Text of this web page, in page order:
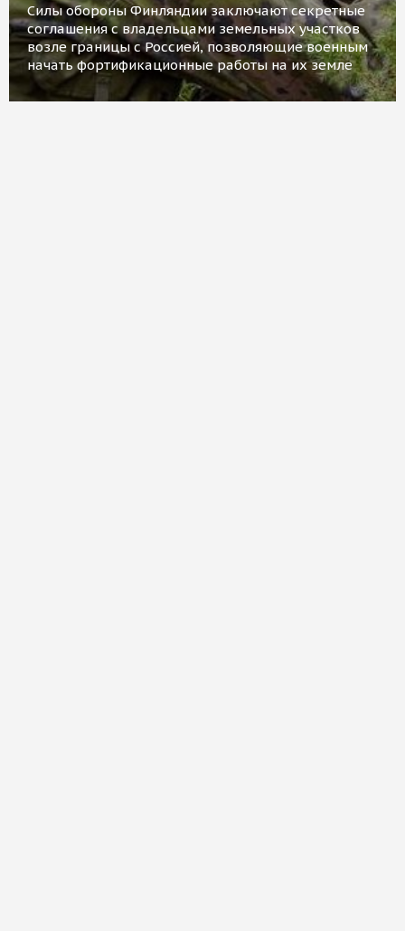
Силы обороны Финляндии заключают секретные
соглашения с владельцами земельных участков
возле границы с Россией, позволяющие военным
начать фортификационные работы на их земле